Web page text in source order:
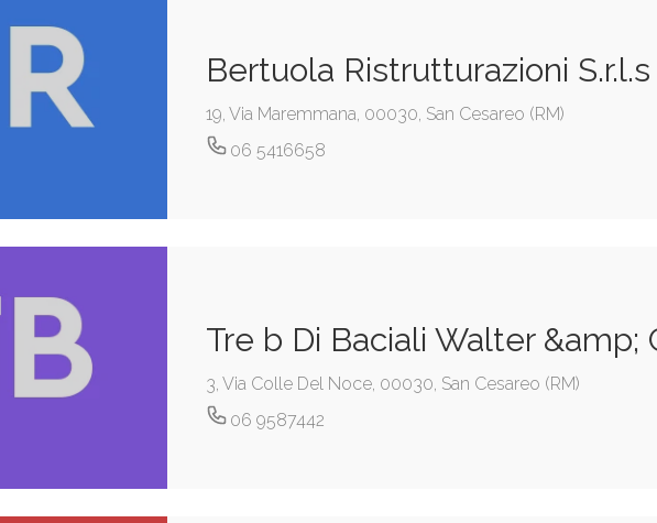
Bertuola Ristrutturazioni S.r.l.s
19, Via Maremmana, 00030, San Cesareo (RM)
06 5416658
Tre b Di Baciali Walter &amp;
3, Via Colle Del Noce, 00030, San Cesareo (RM)
06 9587442